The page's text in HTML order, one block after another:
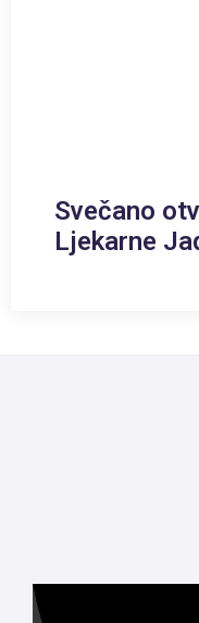
Svečano
Ljekarne